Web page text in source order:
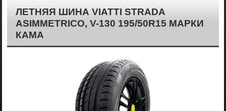
ЛЕТНЯЯ ШИНА VIATTI STRADA
ASIMMETRICO, V-130 195/50R15 МАРКИ
КАМА